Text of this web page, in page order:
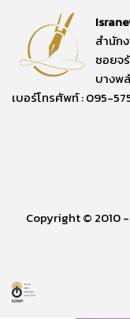
สำนัก
ซอยจ
บางพ
เบอร์โทรศัพท์ : 095-
Copyright © 2010